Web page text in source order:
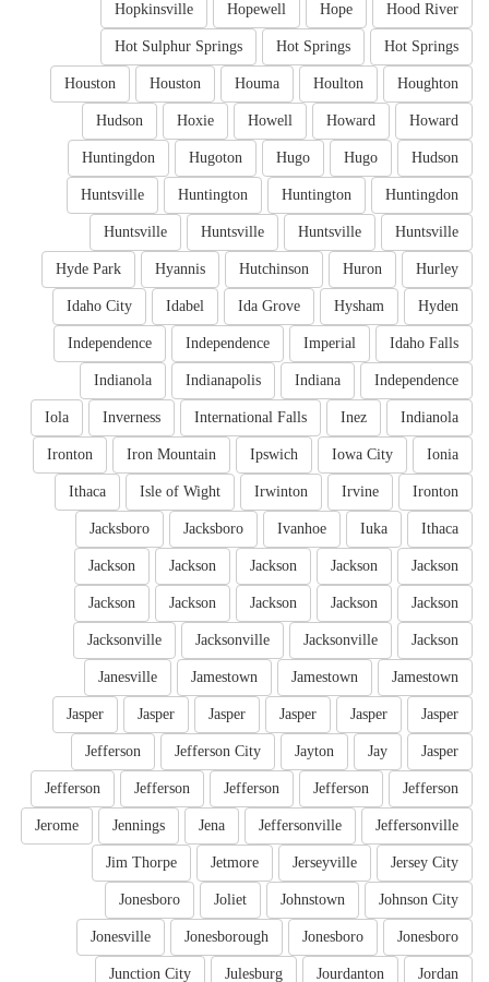
Hood River
Hope
Hopewell
Hopkinsville
Hot Springs
Hot Springs
Hot Sulphur Springs
Houghton
Houlton
Houma
Houston
Houston
Howard
Howard
Howell
Hoxie
Hudson
Hudson
Hugo
Hugo
Hugoton
Huntingdon
Huntingdon
Huntington
Huntington
Huntsville
Huntsville
Huntsville
Huntsville
Huntsville
Hurley
Huron
Hutchinson
Hyannis
Hyde Park
Hyden
Hysham
Ida Grove
Idabel
Idaho City
Idaho Falls
Imperial
Independence
Independence
Independence
Indiana
Indianapolis
Indianola
Indianola
Inez
International Falls
Inverness
Iola
Ionia
Iowa City
Ipswich
Iron Mountain
Ironton
Ironton
Irvine
Irwinton
Isle of Wight
Ithaca
Ithaca
Iuka
Ivanhoe
Jacksboro
Jacksboro
Jackson
Jackson
Jackson
Jackson
Jackson
Jackson
Jackson
Jackson
Jackson
Jackson
Jackson
Jacksonville
Jacksonville
Jacksonville
Jamestown
Jamestown
Jamestown
Janesville
Jasper
Jasper
Jasper
Jasper
Jasper
Jasper
Jasper
Jay
Jayton
Jefferson City
Jefferson
Jefferson
Jefferson
Jefferson
Jefferson
Jefferson
Jeffersonville
Jeffersonville
Jena
Jennings
Jerome
Jersey City
Jerseyville
Jetmore
Jim Thorpe
Johnson City
Johnstown
Joliet
Jonesboro
Jonesboro
Jonesboro
Jonesborough
Jonesville
Jordan
Jourdanton
Julesburg
Junction City